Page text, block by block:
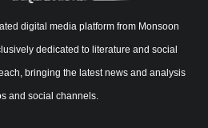
digital media platform from Monsoon
dedicated to literature and social
bringing the latest news and analysis
and social channels.